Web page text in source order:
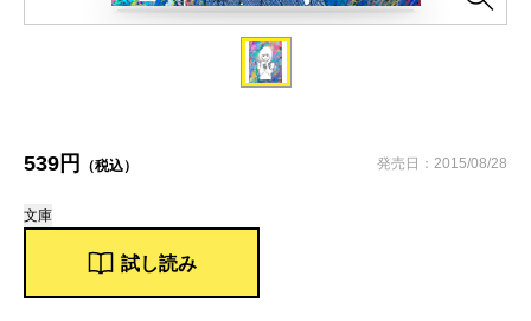
539円 （税込） 発売日：2015/08/28
文庫
試し読み